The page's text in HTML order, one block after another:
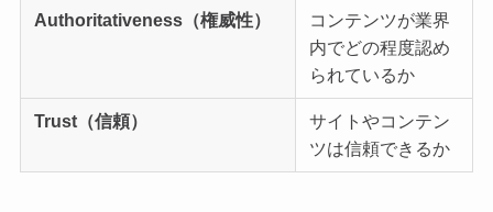
Authoritativeness（権威性）
コンテンツが業界
内でどの程度認め
られているか
Trust（信頼）
サイトやコンテン
ツは信頼できるか